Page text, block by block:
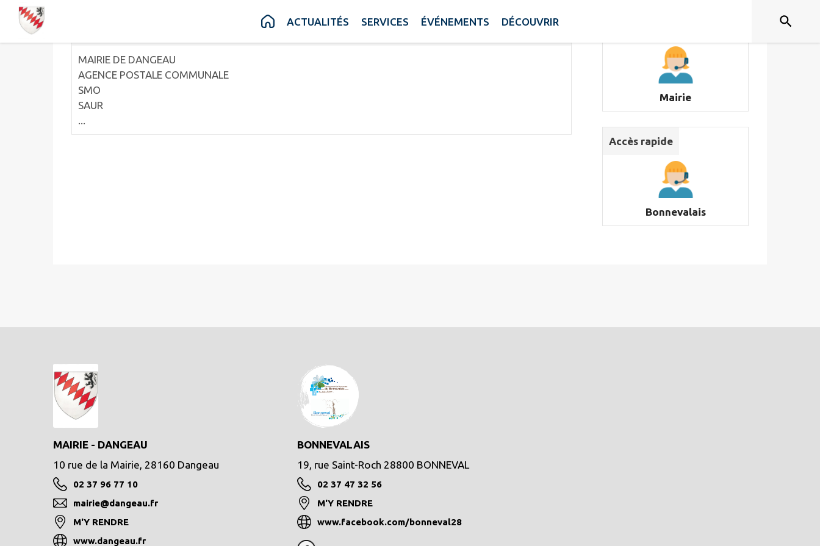
Contenu ACTUALITÉS SERVICES ÉVÉNEMENTS DÉCOUVRIR
MAIRIE DE DANGEAU
AGENCE POSTALE COMMUNALE
SMO
SAUR
...
Mairie
Accès rapide
Bonnevalais
MAIRIE - DANGEAU
10 rue de la Mairie, 28160 Dangeau
02 37 96 77 10
mairie@dangeau.fr
M'Y RENDRE
www.dangeau.fr
BONNEVALAIS
19, rue Saint-Roch 28800 BONNEVAL
02 37 47 32 56
M'Y RENDRE
www.facebook.com/bonneval28